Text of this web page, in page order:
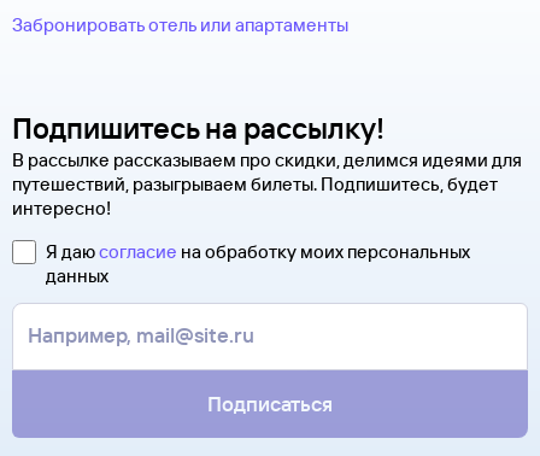
Забронировать отель или апартаменты
Подпишитесь на рассылку!
В рассылке рассказываем про скидки, делимся идеями для
путешествий, разыгрываем билеты. Подпишитесь, будет
интересно!
Я даюсогласие на обработку моих персональных
данных
Подписаться